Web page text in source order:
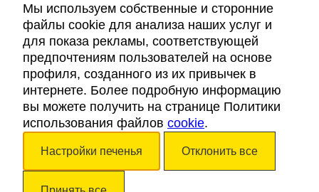
Правовая информация
Cookies
Доступность
Авторские права © 2026. Каталонский Туристический Совет. Все права
Мы используем собственные и сторонние
файлы cookie для анализа наших услуг и
для показа рекламы, соответствующей
предпочтениям пользователей на основе
профиля, созданного из их привычек в
интернете. Более подробную информацию
вы можете получить на странице Политики
использования файлов cookie.
Настройки печенья Отклонить все